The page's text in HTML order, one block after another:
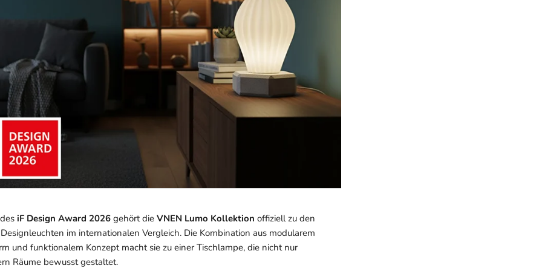
iF Design Award 2026 gehört die VNEN Lumo Kollektion offiziell zu den
im internationalen Vergleich. Die Kombination aus modularem
und funktionalem Konzept macht sie zu einer Tischlampe, die nicht nur
Räume bewusst gestaltet.